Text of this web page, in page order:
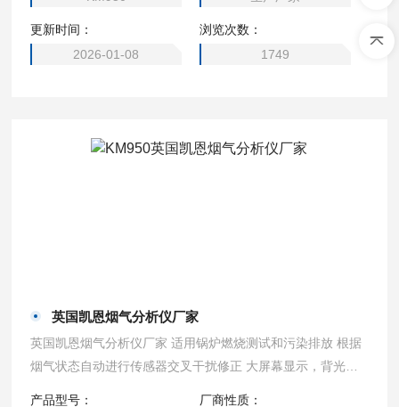
更新时间：
2026-01-08
浏览次数：
1749
英国凯恩烟气分析仪厂家
英国凯恩烟气分析仪厂家 适用锅炉燃烧测试和污染排放 根据
烟气状态自动进行传感器交叉干扰修正 大屏幕显示，背光功
产品型号： 厂商性质：